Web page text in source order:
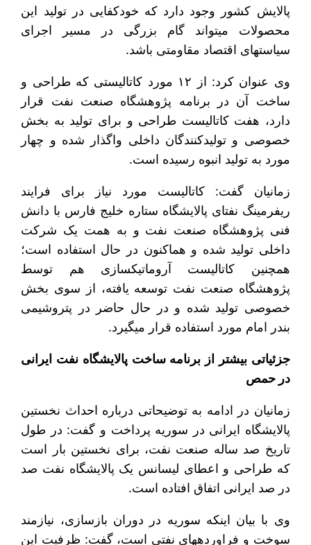
پالایش کشور وجود دارد که خودکفایی در تولید این
محصولات می‎تواند گام بزرگی در مسیر اجرای
سیاست‎های اقتصاد مقاومتی باشد.
وی عنوان کرد: از ۱۲ مورد کاتالیستی که طراحی و
ساخت آن در برنامه پژوهشگاه صنعت نفت قرار
دارد، هفت کاتالیست طراحی و برای تولید به بخش
خصوصی و تولیدکنندگان داخلی واگذار شده و چهار
مورد به تولید انبوه رسیده است.
زمانیان گفت: کاتالیست مورد نیاز برای فرایند
ریفرمینگ نفتای پالایشگاه ستاره خلیج فارس با دانش
فنی پژوهشگاه صنعت نفت و به همت یک شرکت
داخلی تولید شده و هم‎اکنون در حال استفاده است؛
همچنین کاتالیست آروماتیک‎سازی هم توسط
پژوهشگاه صنعت نفت توسعه یافته، از سوی بخش
خصوصی تولید شده و در حال حاضر در پتروشیمی
بندر امام مورد استفاده قرار می‎گیرد.
جزئیاتی بیشتر از برنامه ساخت پالایشگاه نفت ایرانی
در حمص
زمانیان در ادامه به توضیحاتی درباره احداث نخستین
پالایشگاه ایرانی در سوریه پرداخت و گفت: در طول
تاریخ صد ساله صنعت نفت، برای نخستین بار است
که طراحی و اعطای لیسانس یک پالایشگاه نفت صد
در صد ایرانی اتفاق افتاده است.
وی با بیان این‎که سوریه در دوران بازسازی، نیازمند
سوخت و فراورده‎های نفتی است، گفت: ظرفیت این